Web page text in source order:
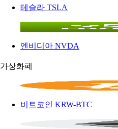
테슬라 TSLA
엔비디아 NVDA
가상화폐
비트코인 KRW-BTC